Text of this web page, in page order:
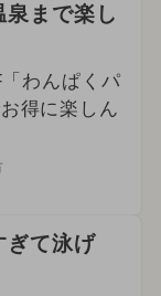
まで楽し
わんぱくパ
得に楽しん
ぎて泳げ